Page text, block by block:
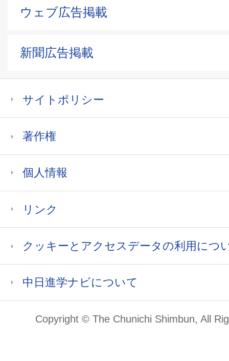
ウェブ広告掲載
新聞広告掲載
サイトポリシー
著作権
個人情報
リンク
クッキーとアクセスデータの利用につ
中日進学ナビについて
Copyright © The Chunichi Shimbun, All